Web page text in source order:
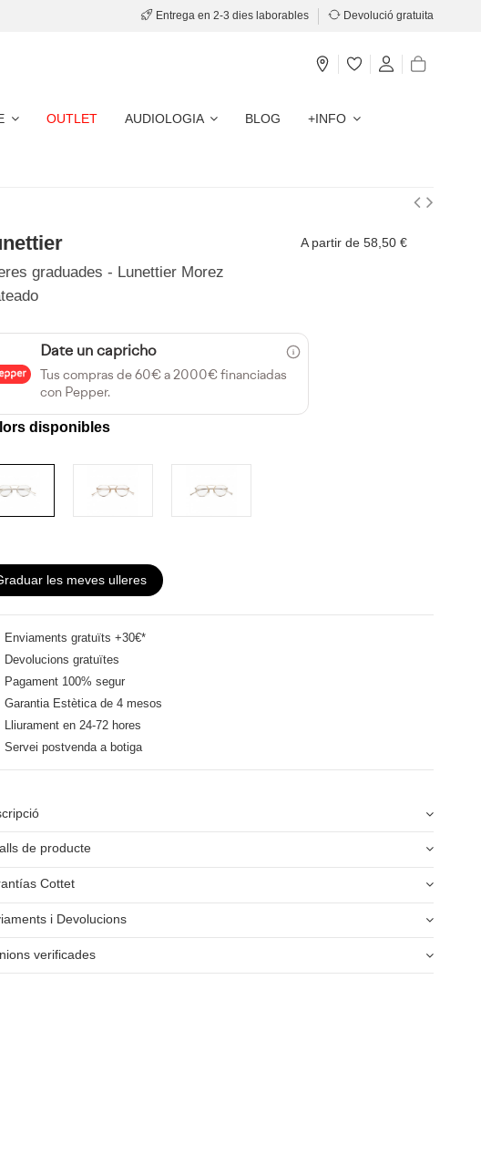
Entrega en 2-3 dies laborables Devolució gratuita
OUTLET AUDIOLOGIA BLOG +INFO
graduades - Lunettier Morez
A partir de 58,50 €
Date un capricho
Tus compras de 60€ a 2000€ financiadas
con Pepper.
disponibles
les meves ulleres
Enviaments gratuïts +30€*
Devolucions gratuïtes
Pagament 100% segur
Garantia Estètica de 4 mesos
Lliurament en 24-72 hores
Servei postvenda a botiga
de producte
Cottet
i Devolucions
verificades